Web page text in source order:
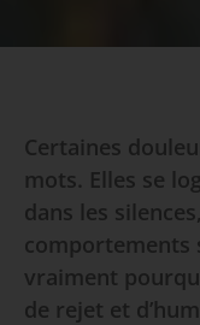
Certaines
mots. Elles se
dans les
comportements
vraiment
de rejet et